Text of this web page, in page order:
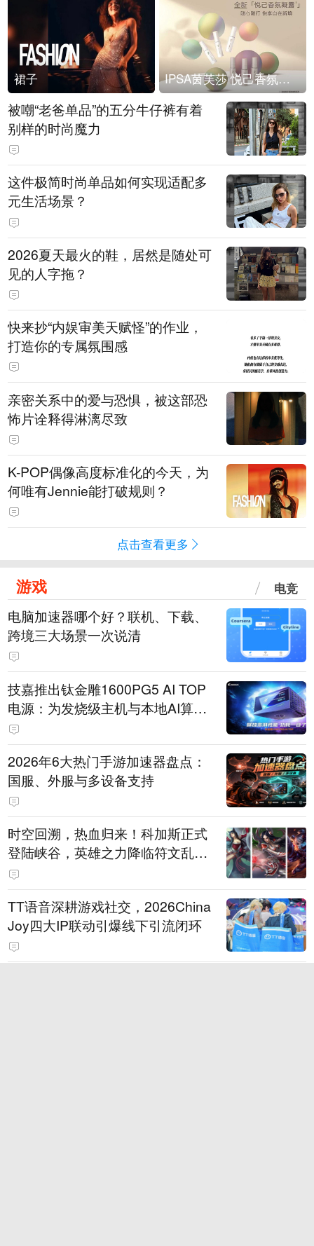
裙子 IPSA茵芙莎 悦己香氛凝露上市
被嘲“老爸单品”的五分牛仔裤有着
别样的时尚魔力
这件极简时尚单品如何实现适配多
元生活场景？
2026夏天最火的鞋，居然是随处可
见的人字拖？
快来抄“内娱审美天赋怪”的作业，
打造你的专属氛围感
亲密关系中的爱与恐惧，被这部恐
怖片诠释得淋漓尽致
K-POP偶像高度标准化的今天，为
何唯有Jennie能打破规则？
点击查看更多
游戏 电竞
电脑加速器哪个好？联机、下载、
跨境三大场景一次说清
技嘉推出钛金雕1600PG5 AI TOP
电源：为发烧级主机与本地AI算力
打造旗舰供电方案
2026年6大热门手游加速器盘点：
国服、外服与多设备支持
时空回溯，热血归来！科加斯正式
登陆峡谷，英雄之力降临符文乱
斗！
TT语音深耕游戏社交，2026China
Joy四大IP联动引爆线下引流闭环